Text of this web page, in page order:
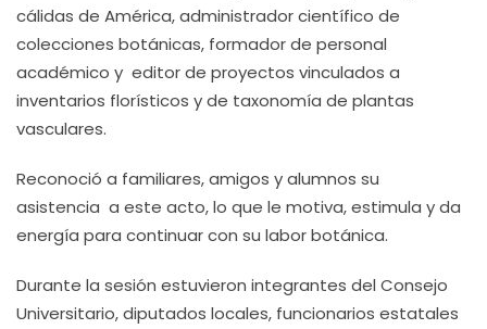
cálidas de América, administrador científico de
colecciones botánicas, formador de personal
académico y editor de proyectos vinculados a
inventarios florísticos y de taxonomía de plantas
vasculares.
Reconoció a familiares, amigos y alumnos su
asistencia a este acto, lo que le motiva, estimula y da
energía para continuar con su labor botánica.
Durante la sesión estuvieron integrantes del Consejo
Universitario, diputados locales, funcionarios estatales